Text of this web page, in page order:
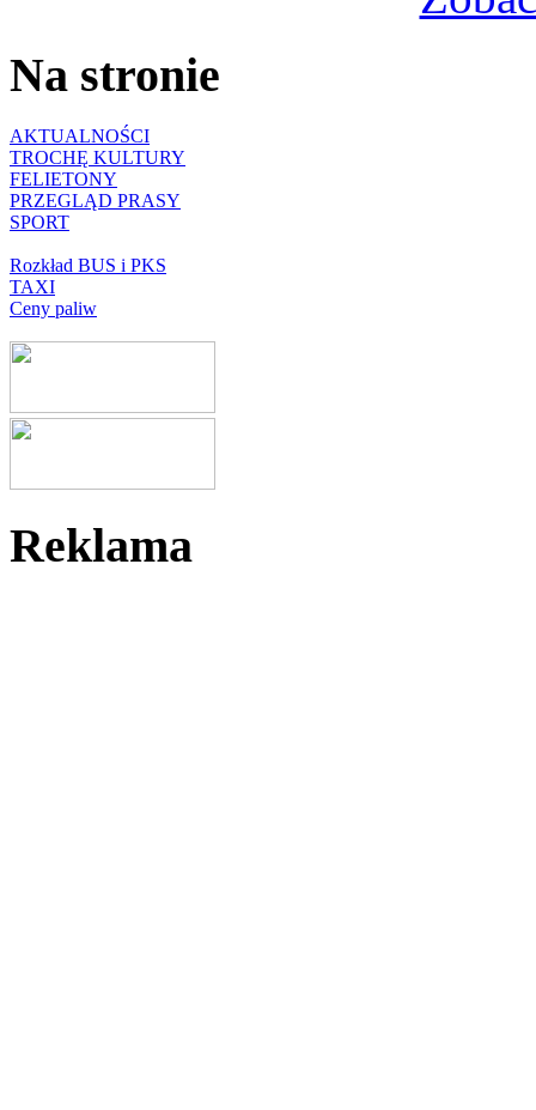
Na stronie
AKTUALNOŚCI
TROCHĘ KULTURY
FELIETONY
PRZEGLĄD PRASY
SPORT
Rozkład BUS i PKS
TAXI
Ceny paliw
Reklama